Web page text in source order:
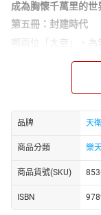
成為胸懷千萬里的世
第五冊：封建時代
哪兩位「大帝」，為
穆罕默德如何以伊
阿拉伯又如何建立
歐洲陷入不重視知
國家與國家、國王
此時卻輪到阿拉伯
歷史進展就是如此
世界歷史、歷史大
品牌 天
商品分類 樂
商品貨號(SKU)
ISBN